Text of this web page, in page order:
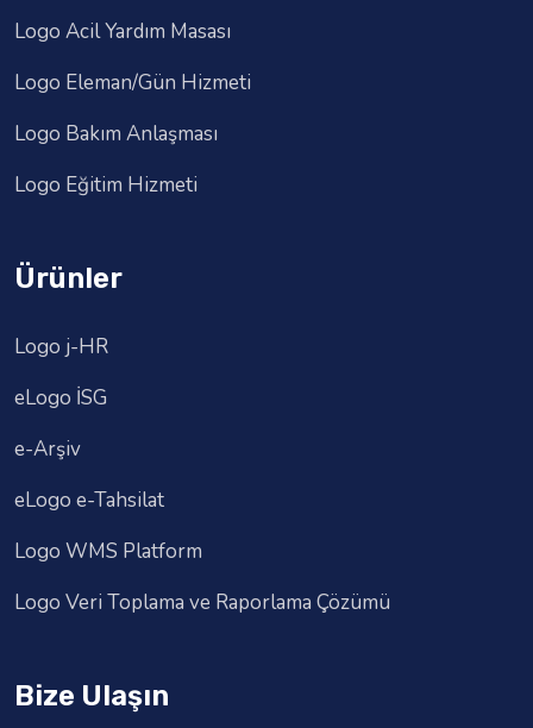
Logo Acil Yardım Masası
Logo Eleman/Gün Hizmeti
Logo Bakım Anlaşması
Logo Eğitim Hizmeti
Ürünler
Logo j-HR
eLogo İSG
e-Arşiv
eLogo e-Tahsilat
Logo WMS Platform
Logo Veri Toplama ve Raporlama Çözümü
Bize Ulaşın